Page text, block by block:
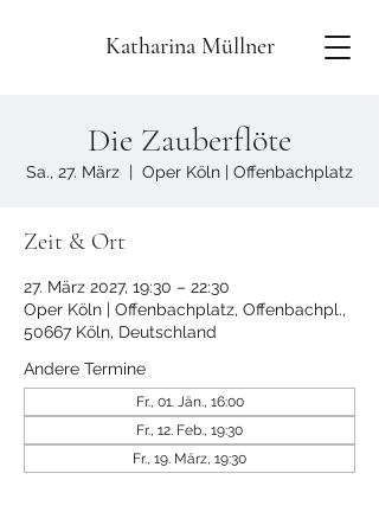
Katharina Müllner
Die Zauberflöte
Sa., 27. März
  |
Oper Köln | Offenbachplatz
Zeit & Ort
27. März 2027, 19:30 – 22:30
Oper Köln | Offenbachplatz, Offenbachpl.,
50667 Köln, Deutschland
Andere Termine
Fr., 01. Jän., 16:00
Fr., 12. Feb., 19:30
Fr., 19. März, 19:30